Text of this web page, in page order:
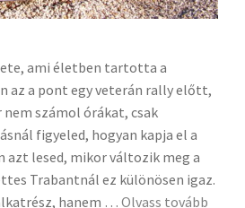
ami életben tartotta a
az a pont egy veterán rally előtt,
számol órákat, csak
figyeled, hogyan kapja el a
azt lesed, mikor változik meg a
Trabantnál ez különösen igaz.
hanem … Olvass tovább